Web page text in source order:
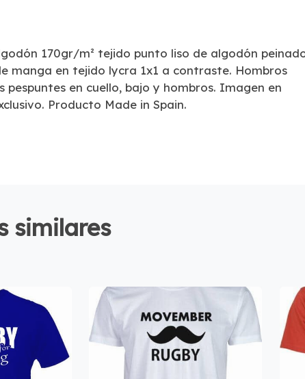
170gr/m² tejido punto liso de algodón
manga en tejido lycra 1x1 a contraste. Hombros
pespuntes en cuello, bajo y hombros. Imagen en
Producto Made in Spain.
similares